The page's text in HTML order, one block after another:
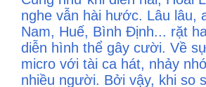
nghe vẫn hài hước. Lâu lâu,
Nam, Huế, Bình Định... rặt
diễn hình thể gây cười. Về
micro với tài ca hát, nhảy
nhiều người. Bởi vậy, khi so